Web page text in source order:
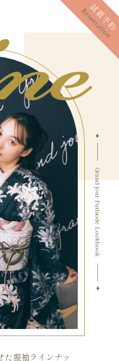
Grand jour Furisode Lookbook
た振袖ラインナッ